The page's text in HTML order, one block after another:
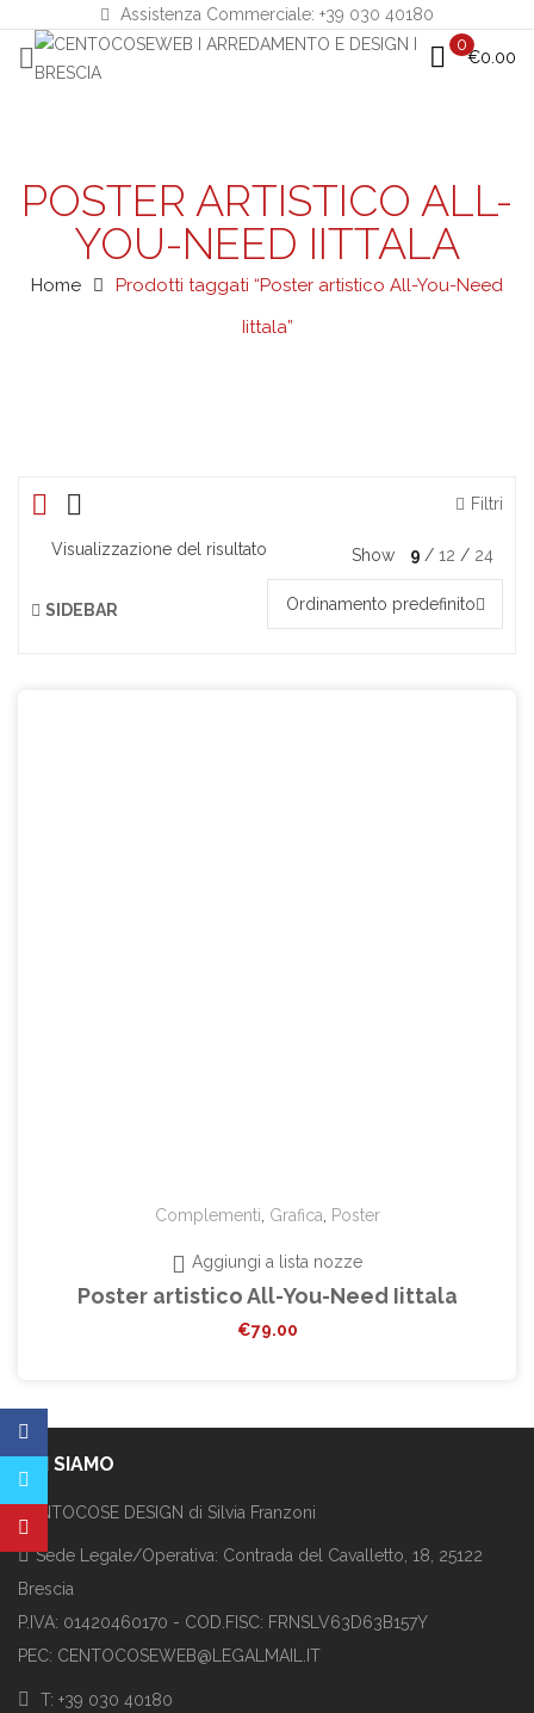
Assistenza Commerciale: +39 030 40180
0
€0.00
POSTER ARTISTICO ALL-
YOU-NEED IITTALA
Home
Prodotti taggati “Poster artistico All-You-Need
Iittala”
Filtri
Visualizzazione del risultato Show 9 12 24
SIDEBAR Ordinamento predefinito
Complementi Grafica Poster
Aggiungi a lista nozze
Poster artistico All-You-Need Iittala
€79.00
CHI SIAMO
CENTOCOSE DESIGN di Silvia Franzoni
Sede Legale/Operativa: Contrada del Cavalletto, 18, 25122
Brescia
P.IVA: 01420460170 - COD.FISC: FRNSLV63D63B157Y
PEC: CENTOCOSEWEB@LEGALMAIL.IT
T: +39 030 40180